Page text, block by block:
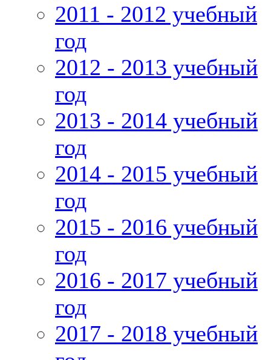
2011 - 2012 учебный
год
2012 - 2013 учебный
год
2013 - 2014 учебный
год
2014 - 2015 учебный
год
2015 - 2016 учебный
год
2016 - 2017 учебный
год
2017 - 2018 учебный